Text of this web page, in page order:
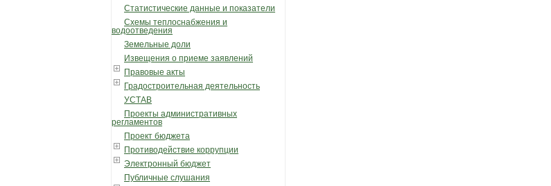
Статистические данные и показатели
Схемы теплоснабжения и
водоотведения
Земельные доли
Извещения о приеме заявлений
Правовые акты
Градостроительная деятельность
УСТАВ
Проекты административных
регламентов
Проект бюджета
Противодействие коррупции
Электронный бюджет
Публичные слушания